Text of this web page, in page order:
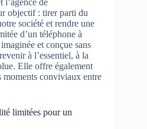
l’agence de
objectif : tirer parti du
société et rendre une
d’un téléphone à
et conçue sans
à l’essentiel, à la
Elle offre également
conviviaux entre
limitées pour un